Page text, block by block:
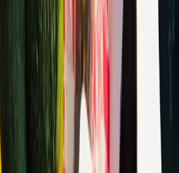
maand is het Oogstruil (09:30-11:30 uur).
Oogstmarkt zijn! Eenmalig verkopen en
hun eigen biologische
planten/zaden. Er zullen meerdere
en honing van de lokale imker. De
net zoals de maandelijkse Oogstruil, op de
Woudenberg.